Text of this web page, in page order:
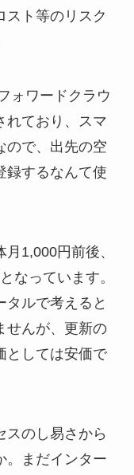
スト等のリスク
ォワードクラウ
れており、スマ
ので、出先の空
録するなんて使
1,000円前後、
なっています。
タルで考えると
せんが、更新の
としては安価で
スのし易さから
。まだインター